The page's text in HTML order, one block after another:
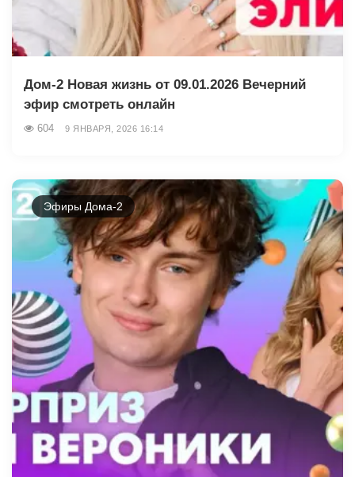
Дом-2 Новая жизнь от 09.01.2026 Вечерний
эфир смотреть онлайн
604 9 ЯНВАРЯ, 2026 16:14
Эфиры Дома-2